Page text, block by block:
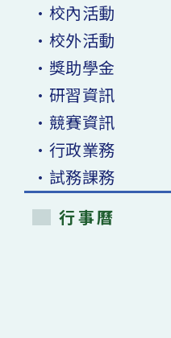
•校內活動
•校外活動
•獎助學金
•研習資訊
•競賽資訊
•行政業務
•試務課務
行事曆